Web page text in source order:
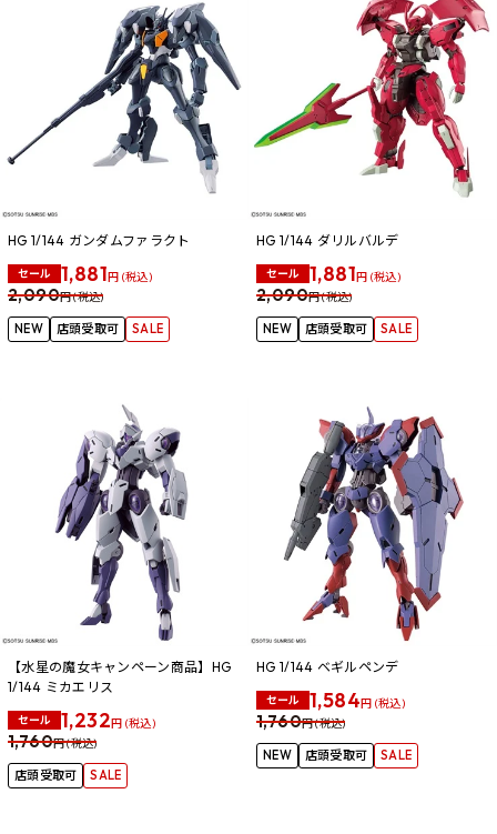
HG 1/144 ガンダムファラクト
セール 1,881円 (税込)
2,090円 (税込)
NEW 店頭受取可 SALE
HG 1/144 ダリルバルデ
セール 1,881円 (税込)
2,090円 (税込)
NEW 店頭受取可 SALE
【水星の魔女キャンペーン商品】HG
1/144 ミカエリス
セール 1,232円 (税込)
1,760円 (税込)
店頭受取可 SALE
HG 1/144 ベギルペンデ
セール 1,584円 (税込)
1,760円 (税込)
NEW 店頭受取可 SALE